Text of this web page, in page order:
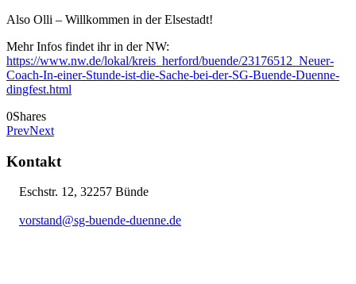
Also Olli – Willkommen in der Elsestadt!
Mehr Infos findet ihr in der NW:
https://www.nw.de/lokal/kreis_herford/buende/23176512_Neuer-
Coach-In-einer-Stunde-ist-die-Sache-bei-der-SG-Buende-Duenne-
dingfest.html
0Shares
PrevNext
Kontakt
Eschstr. 12, 32257 Bünde
vorstand@sg-buende-duenne.de